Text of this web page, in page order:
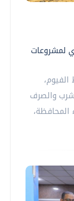
لمشروعات
والصرف
المحافظة،